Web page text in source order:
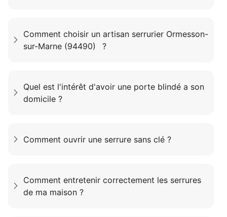
Comment choisir un artisan serrurier Ormesson-
sur-Marne (94490) ?
Quel est l'intérêt d'avoir une porte blindé a son
domicile ?
Comment ouvrir une serrure sans clé ?
Comment entretenir correctement les serrures
de ma maison ?